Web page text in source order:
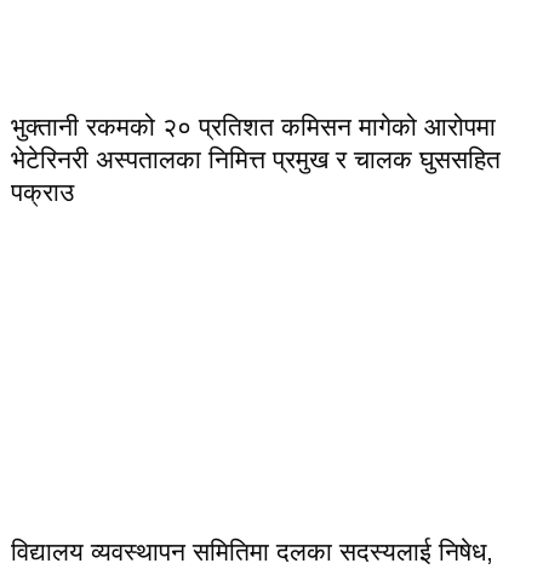
भुक्तानी रकमको २० प्रतिशत कमिसन मागेको आरोपमा
भेटेरिनरी अस्पतालका निमित्त प्रमुख र चालक घुससहित
पक्राउ
विद्यालय व्यवस्थापन समितिमा दलका सदस्यलाई निषेध,